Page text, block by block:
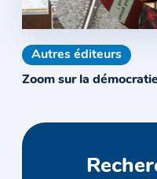
Autres éditeurs
Zoom sur la